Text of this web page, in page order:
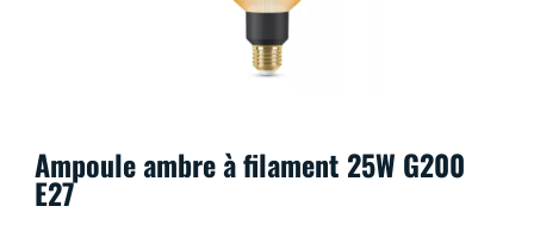
Ampoule ambre à filament 25W G200
E27